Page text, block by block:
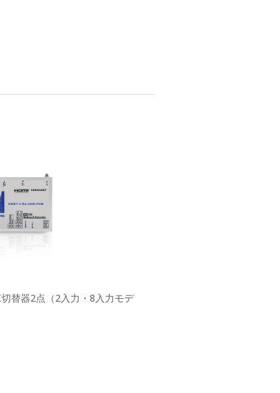
替器2点（2入力・8入力モデ